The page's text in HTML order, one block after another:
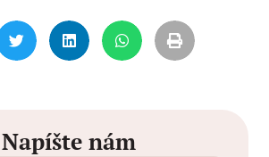
Napíšte nám